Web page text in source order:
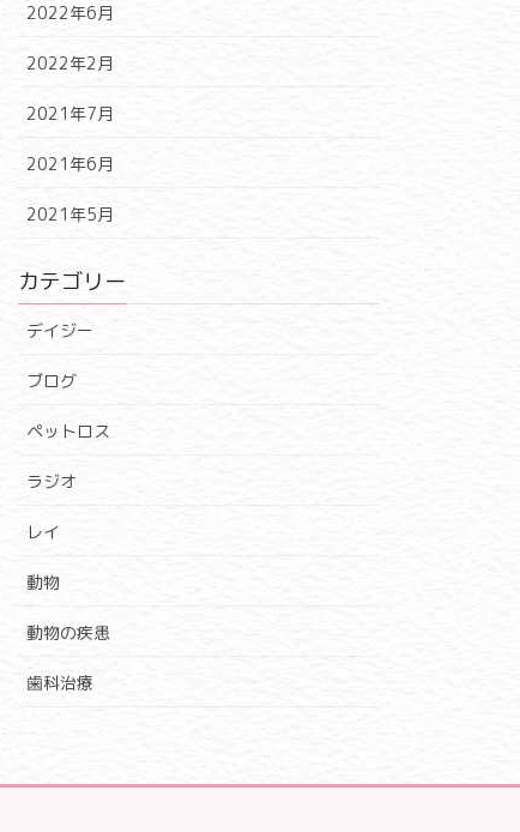
2022年6月
2022年2月
2021年7月
2021年6月
2021年5月
カテゴリー
デイジー
ブログ
ペットロス
ラジオ
レイ
動物
動物の疾患
歯科治療